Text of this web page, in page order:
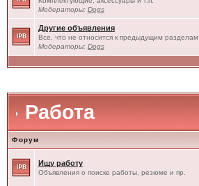
Модераторы: Dogs
Другие объявления
Все, что не относится к предыдущим разделам
Модераторы: Dogs
Работа
Форум
Ищу работу
Объявления о поиске работы, резюме и пр.